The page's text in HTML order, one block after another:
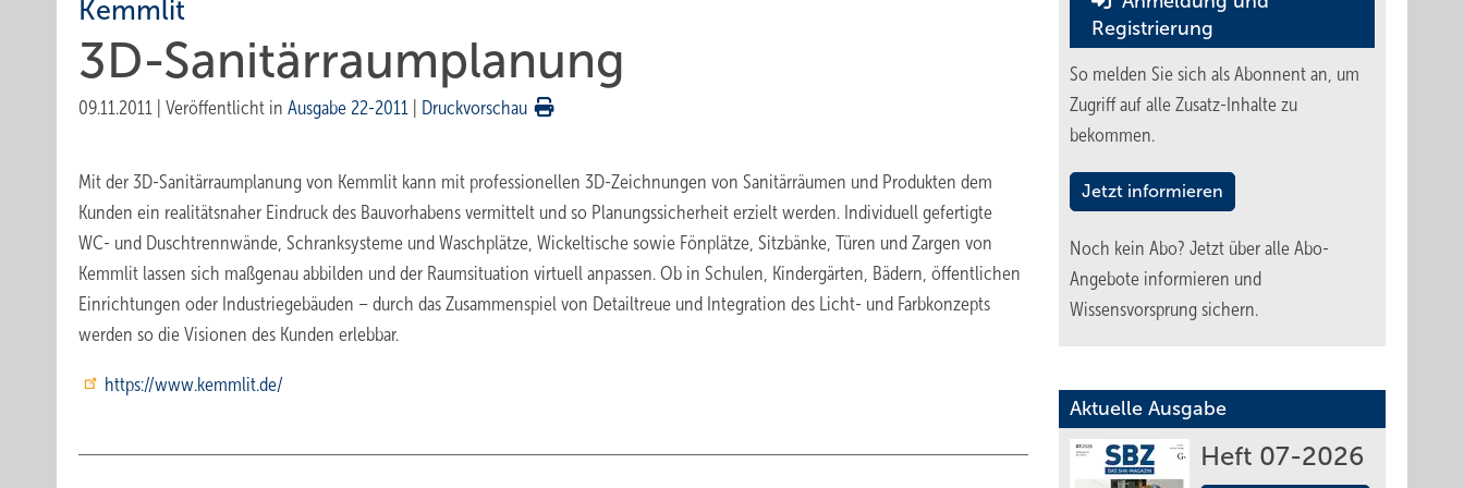
Kemmlit
3D-Sanitärraumplanung
09.11.2011 Veröffentlicht in Ausgabe 22-2011 Druckvorschau
Mit der 3D-Sanitärraumplanung von Kemmlit kann mit professionellen 3D-Zeichnungen von Sanitärräumen und Produkten dem
Kunden ein realitätsnaher Eindruck des Bauvorhabens vermittelt und so Planungssicherheit erzielt werden. Individuell gefertigte
WC- und Duschtrennwände, Schranksysteme und Waschplätze, Wickeltische sowie Fönplätze, Sitzbänke, Türen und Zargen von
Kemmlit lassen sich maßgenau abbilden und der Raumsituation virtuell anpassen. Ob in Schulen, Kindergärten, Bädern, öffentlichen
Einrichtungen oder Industriegebäuden – durch das Zusammenspiel von Detailtreue und Integration des Licht- und Farbkonzepts
werden so die Visionen des Kunden erlebbar.
https://www.kemmlit.de/
Registrierung
So melden Sie sich als Abonnent an, um
Zugriff auf alle Zusatz-Inhalte zu
bekommen.
Jetzt informieren
Noch kein Abo? Jetzt über alle Abo-
Angebote informieren und
Wissensvorsprung sichern.
Aktuelle Ausgabe
Heft 07-2026